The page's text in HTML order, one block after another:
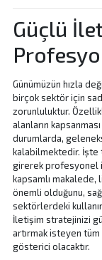
Güçlü
Günümüzün hızla
birçok sektör için
zorunluluktur.
alanların
durumlarda,
kalabilmektedir. İşte
girerek profesyonel
kapsamlı makalede,
önemli olduğunu,
sektörlerdeki
İletişim stratejinizi
artırmak isteyen
gösterici olacaktır.